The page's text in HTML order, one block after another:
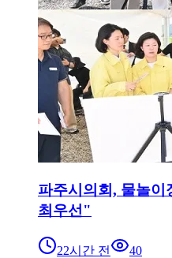
파주시의회, 물놀
최우선"
22시간 전
40